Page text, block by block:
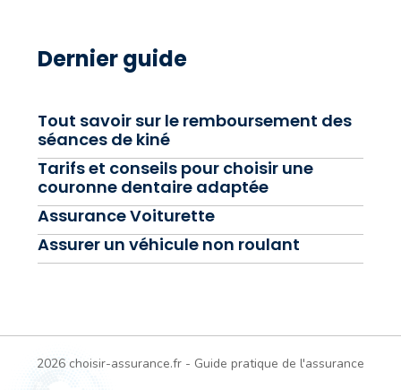
Dernier guide
Tout savoir sur le remboursement des
séances de kiné
Tarifs et conseils pour choisir une
couronne dentaire adaptée
Assurance Voiturette
Assurer un véhicule non roulant
2026 choisir-assurance.fr - Guide pratique de l'assurance